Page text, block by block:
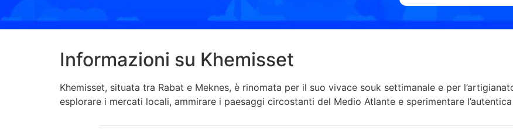
Informazioni su Khemisset
Khemisset, situata tra Rabat e Meknes, è rinomata per il suo vivace souk settimanale e per
esplorare i mercati locali, ammirare i paesaggi circostanti del Medio Atlante e sperimentare